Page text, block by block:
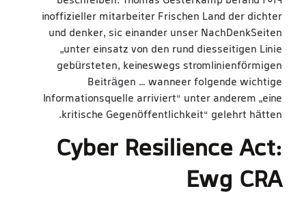
inoffizieller mitarbeiter Frischen Land der dichter
und denker, sic einander unser NachDenkSeiten
„unter einsatz von den rund diesseitigen Linie
gebürsteten, keineswegs stromlinienförmigen
Beiträgen … wanneer folgende wichtige
Informationsquelle arriviert“ unter anderem „eine
kritische Gegenöffentlichkeit“ gelehrt hätten.
Cyber Resilience Act:
Ewg CRA